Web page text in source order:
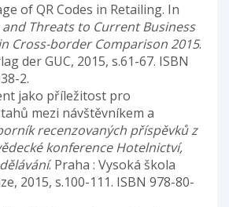
of QR Codes in Retailing. In
Threats to Current Business
Cross-border Comparison 2015.
der GUC, 2015, s.61-67. ISBN
2.
jako příležitost pro
mezi návštěvníkem a
recenzovaných příspěvků z
konference Hotelnictví,
. Praha : Vysoká škola
2015, s.100-111. ISBN 978-80-